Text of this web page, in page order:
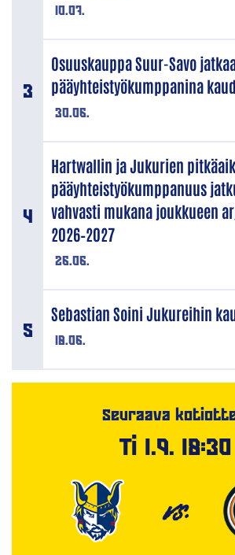
10.07.
30.06.
Osuuskauppa Suur-Savo
pääyhteistyökumppanina
26.06.
Hartwallin ja Jukurien
pääyhteistyökumppanuus
vahvasti mukana joukkueen
2026–2027
18.06.
Sebastian Soini Jukureihin
Seuraava
Ti 1.9. 18:30
VS.